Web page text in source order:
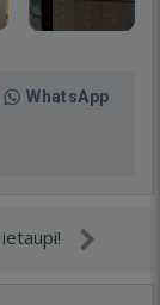
WhatsApp